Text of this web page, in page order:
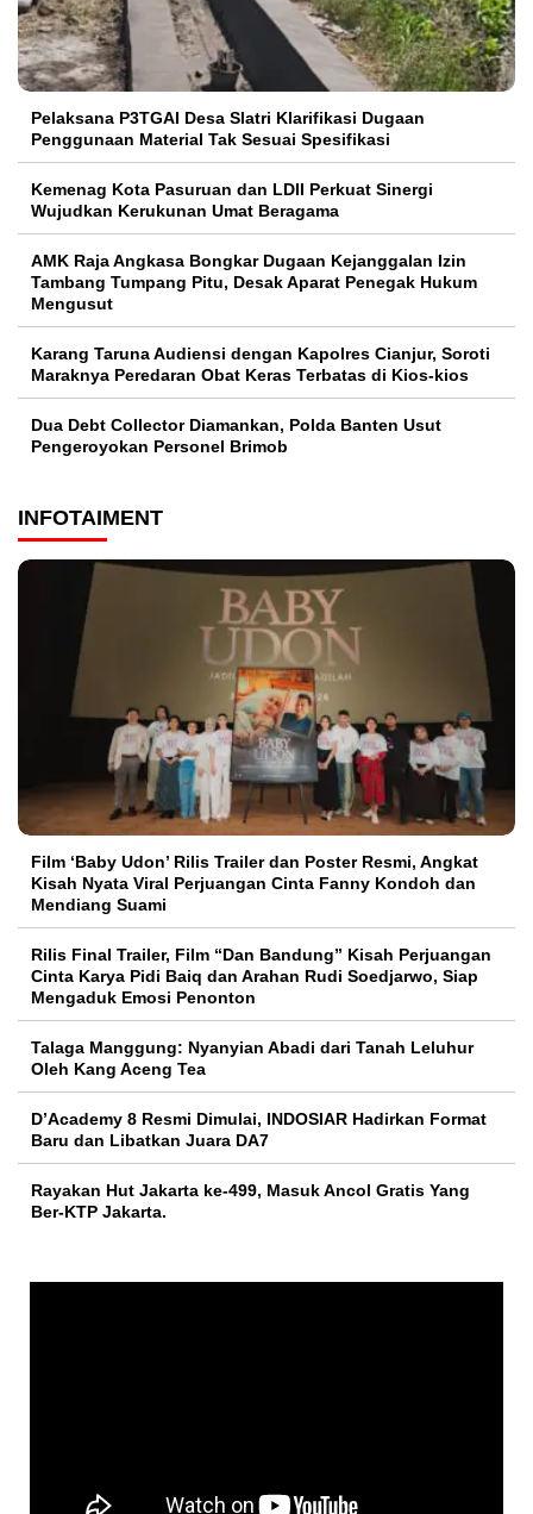
Pelaksana P3TGAI Desa Slatri Klarifikasi Dugaan
Penggunaan Material Tak Sesuai Spesifikasi
Kemenag Kota Pasuruan dan LDII Perkuat Sinergi
Wujudkan Kerukunan Umat Beragama
AMK Raja Angkasa Bongkar Dugaan Kejanggalan Izin
Tambang Tumpang Pitu, Desak Aparat Penegak Hukum
Mengusut
Karang Taruna Audiensi dengan Kapolres Cianjur, Soroti
Maraknya Peredaran Obat Keras Terbatas di Kios-kios
Dua Debt Collector Diamankan, Polda Banten Usut
Pengeroyokan Personel Brimob
INFOTAIMENT
Film ‘Baby Udon’ Rilis Trailer dan Poster Resmi, Angkat
Kisah Nyata Viral Perjuangan Cinta Fanny Kondoh dan
Mendiang Suami
Rilis Final Trailer, Film “Dan Bandung” Kisah Perjuangan
Cinta Karya Pidi Baiq dan Arahan Rudi Soedjarwo, Siap
Mengaduk Emosi Penonton
Talaga Manggung: Nyanyian Abadi dari Tanah Leluhur
Oleh Kang Aceng Tea
D’Academy 8 Resmi Dimulai, INDOSIAR Hadirkan Format
Baru dan Libatkan Juara DA7
Rayakan Hut Jakarta ke-499, Masuk Ancol Gratis Yang
Ber-KTP Jakarta.